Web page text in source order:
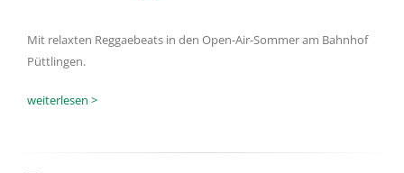
Mit relaxten Reggaebeats in den Open-Air-Sommer am Bahnhof
Püttlingen.
weiterlesen >